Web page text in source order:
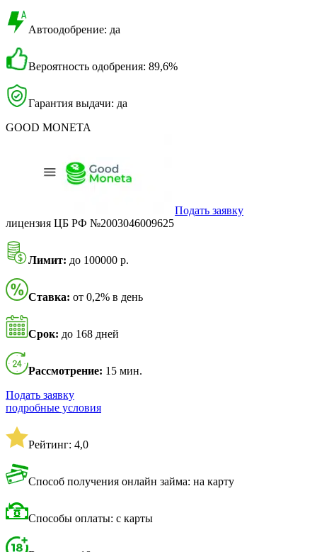
Автоодобрение: да
Вероятность одобрения: 89,6%
Гарантия выдачи: да
GOOD MONETA
Подать заявку
лицензия ЦБ РФ №2003046009625
Лимит: до 100000 р.
Ставка: от 0,2% в день
Срок: до 168 дней
Рассмотрение: 15 мин.
Подать заявку
подробные условия
Рейтинг: 4,0
Способ получения онлайн займа: на карту
Способы оплаты: с карты